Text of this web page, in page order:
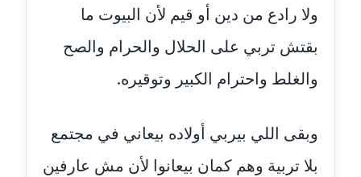
مدونة اسماعيل محسن
عاملة
مدونة اسيمة اسامه
عاملة
مدونة أشرف القط
عاملة
ولا رادع من دين أو قيم لأن البيوت ما
بقتش تربي على الحلال والحرام والصح
والغلط واحترام الكبير وتوقيره.
وبقى اللي بيربي أولاده بيعاني في مجتمع
بلا تربية وهم كمان بيعانوا لأن مش عارفين